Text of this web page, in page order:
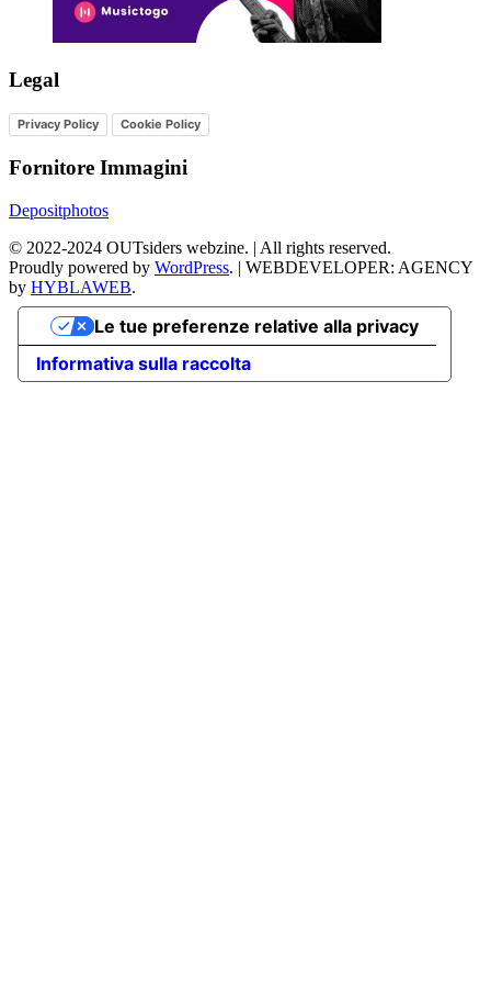
Legal
Privacy Policy Cookie Policy
Fornitore Immagini
Depositphotos
© 2022-2024 OUTsiders webzine. | All rights reserved.
Proudly powered by WordPress. | WEBDEVELOPER: AGENCY
by HYBLAWEB.
Informativa sulla raccolta
Le tue preferenze relative alla privacy